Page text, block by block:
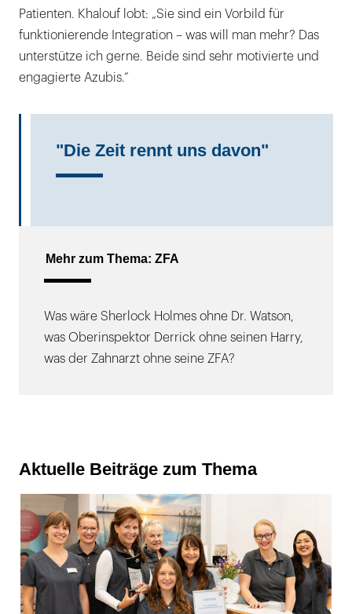
Patienten. Khalouf lobt: „Sie sind ein Vorbild für
funktionierende Integration – was will man mehr? Das
unterstütze ich gerne. Beide sind sehr motivierte und
engagierte Azubis.“
"Die Zeit rennt uns davon"
Mehr zum Thema: ZFA
Was wäre Sherlock Holmes ohne Dr. Watson,
was Oberinspektor Derrick ohne seinen Harry,
was der Zahnarzt ohne seine ZFA?
Aktuelle Beiträge zum Thema